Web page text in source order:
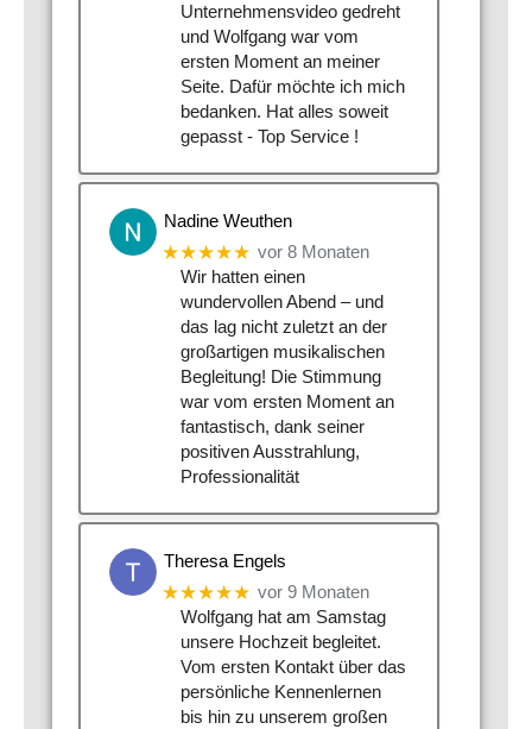
Unternehmensvideo gedreht
und Wolfgang war vom
ersten Moment an meiner
Seite. Dafür möchte ich mich
bedanken. Hat alles soweit
gepasst - Top Service !
Nadine Weuthen
★★★★★ vor 8 Monaten
Wir hatten einen
wundervollen Abend – und
das lag nicht zuletzt an der
großartigen musikalischen
Begleitung! Die Stimmung
war vom ersten Moment an
fantastisch, dank seiner
positiven Ausstrahlung,
Professionalität
Theresa Engels
★★★★★ vor 9 Monaten
Wolfgang hat am Samstag
unsere Hochzeit begleitet.
Vom ersten Kontakt über das
persönliche Kennenlernen
bis hin zu unserem großen